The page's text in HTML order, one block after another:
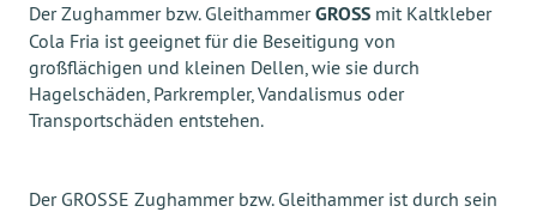
Der Zughammer bzw. GleithammerGROSS mit Kaltkleber
Cola Fria ist geeignet für die Beseitigung von
großflächigen und kleinen Dellen, wie sie durch
Hagelschäden, Parkrempler, Vandalismus oder
Transportschäden entstehen.
Der GROSSE Zughammer bzw. Gleithammer ist durch sein